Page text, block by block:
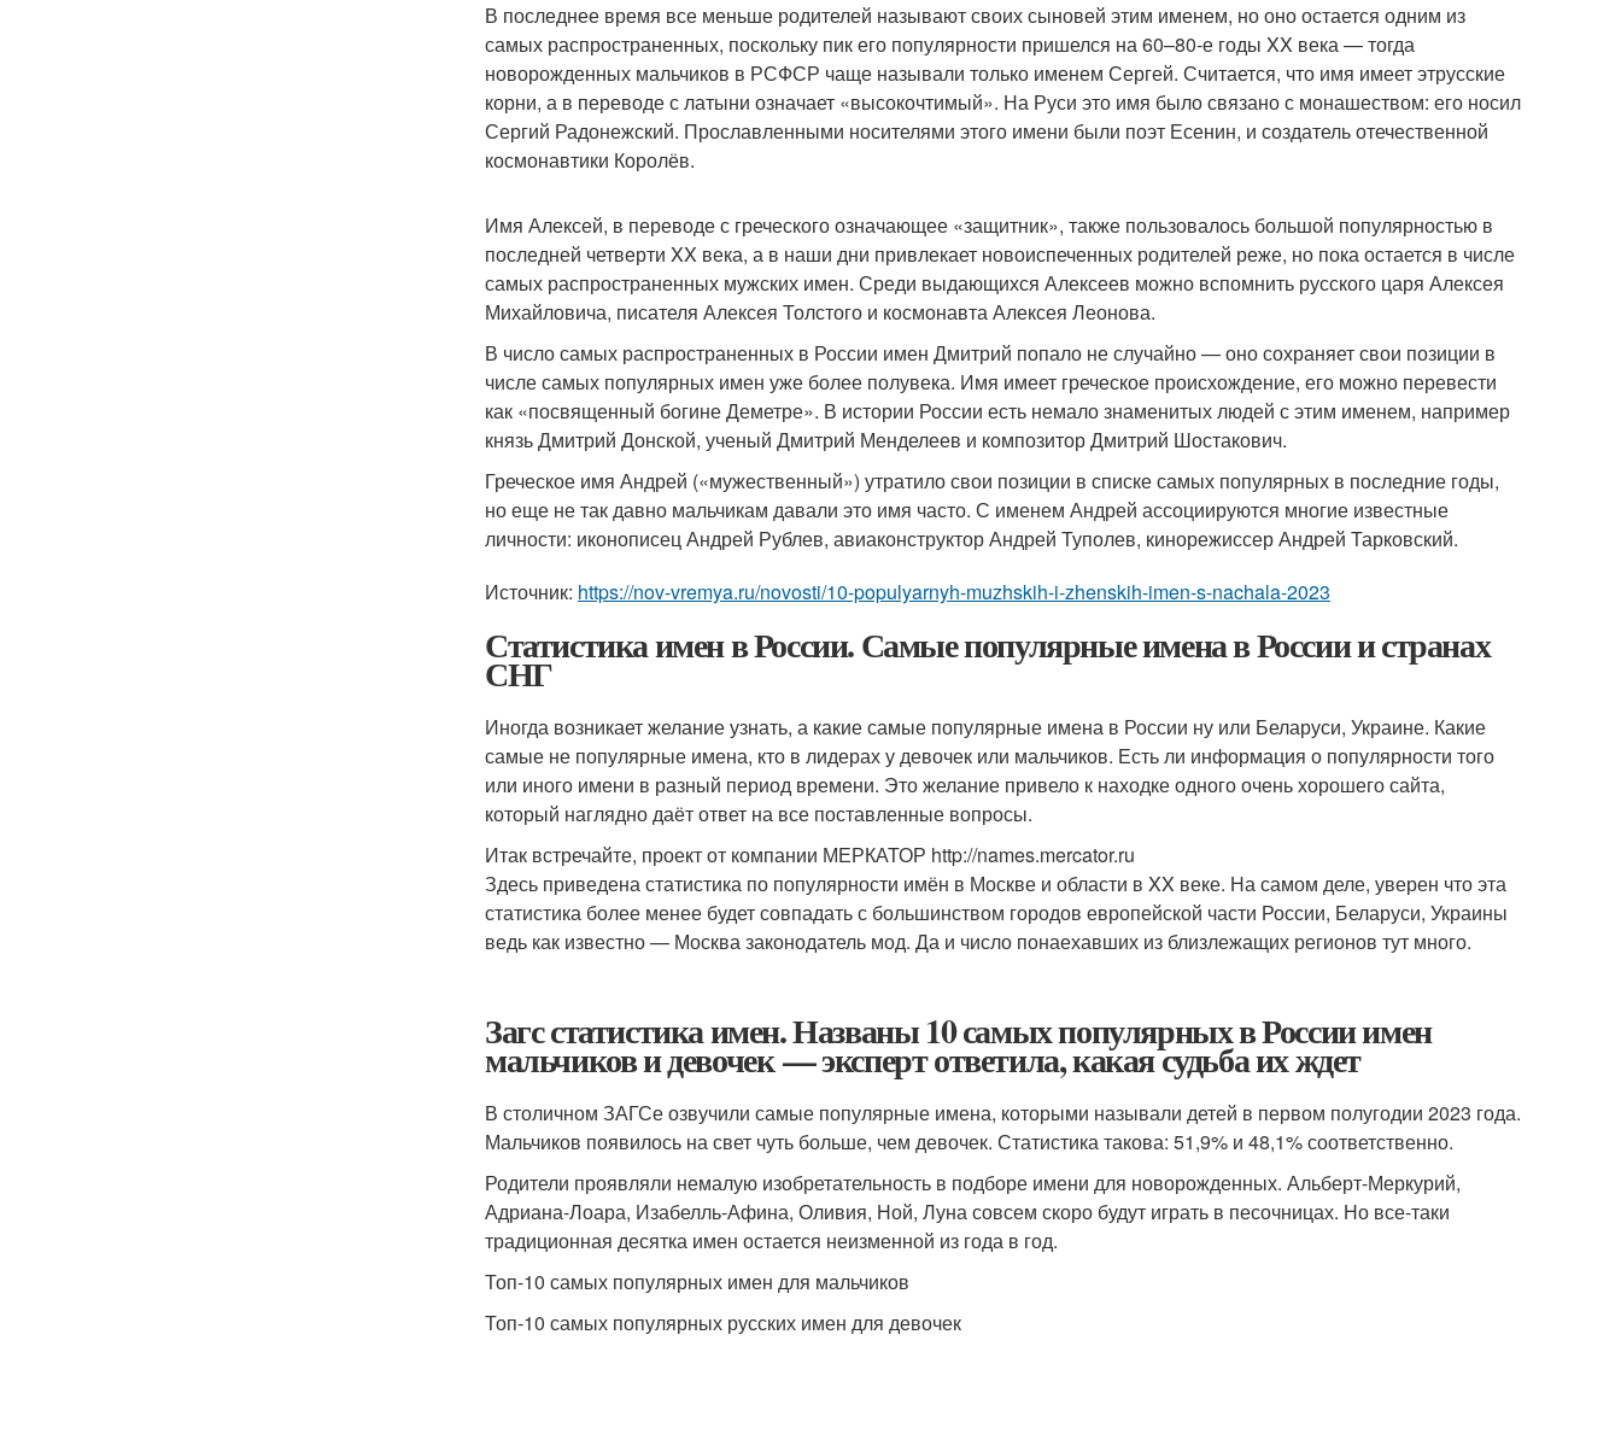
В последнее время все меньше родителей называют своих сыновей этим именем, но оно остается одним из
самых распространенных, поскольку пик его популярности пришелся на 60–80-е годы XX века — тогда
новорожденных мальчиков в РСФСР чаще называли только именем Сергей. Считается, что имя имеет этрусские
корни, а в переводе с латыни означает «высокочтимый». На Руси это имя было связано с монашеством: его носил
Сергий Радонежский. Прославленными носителями этого имени были поэт Есенин, и создатель отечественной
космонавтики Королёв.
Имя Алексей, в переводе с греческого означающее «защитник», также пользовалось большой популярностью в
последней четверти XX века, а в наши дни привлекает новоиспеченных родителей реже, но пока остается в числе
самых распространенных мужских имен. Среди выдающихся Алексеев можно вспомнить русского царя Алексея
Михайловича, писателя Алексея Толстого и космонавта Алексея Леонова.
В число самых распространенных в России имен Дмитрий попало не случайно — оно сохраняет свои позиции в
числе самых популярных имен уже более полувека. Имя имеет греческое происхождение, его можно перевести
как «посвященный богине Деметре». В истории России есть немало знаменитых людей с этим именем, например
князь Дмитрий Донской, ученый Дмитрий Менделеев и композитор Дмитрий Шостакович.
Греческое имя Андрей («мужественный») утратило свои позиции в списке самых популярных в последние годы,
но еще не так давно мальчикам давали это имя часто. С именем Андрей ассоциируются многие известные
личности: иконописец Андрей Рублев, авиаконструктор Андрей Туполев, кинорежиссер Андрей Тарковский.
Источник: https://nov-vremya.ru/novosti/10-populyarnyh-muzhskih-i-zhenskih-imen-s-nachala-2023
Статистика имен в России. Самые популярные имена в России и странах
СНГ
Иногда возникает желание узнать, а какие самые популярные имена в России ну или Беларуси, Украине. Какие
самые не популярные имена, кто в лидерах у девочек или мальчиков. Есть ли информация о популярности того
или иного имени в разный период времени. Это желание привело к находке одного очень хорошего сайта,
который наглядно даёт ответ на все поставленные вопросы.
Итак встречайте, проект от компании МЕРКАТОР http://names.mercator.ru
Здесь приведена статистика по популярности имён в Москве и области в XX веке. На самом деле, уверен что эта
статистика более менее будет совпадать с большинством городов европейской части России, Беларуси, Украины
ведь как известно — Москва законодатель мод. Да и число понаехавших из близлежащих регионов тут много.
Загс статистика имен. Названы 10 самых популярных в России имен
мальчиков и девочек — эксперт ответила, какая судьба их ждет
В столичном ЗАГСе озвучили самые популярные имена, которыми называли детей в первом полугодии 2023 года.
Мальчиков появилось на свет чуть больше, чем девочек. Статистика такова: 51,9% и 48,1% соответственно.
Родители проявляли немалую изобретательность в подборе имени для новорожденных. Альберт-Меркурий,
Адриана-Лоара, Изабелль-Афина, Оливия, Ной, Луна совсем скоро будут играть в песочницах. Но все-таки
традиционная десятка имен остается неизменной из года в год.
Топ-10 самых популярных имен для мальчиков
Топ-10 самых популярных русских имен для девочек